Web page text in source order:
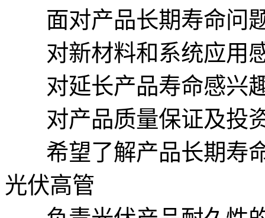
面对产品长期寿命问
对新材料和系统应用
对延长产品寿命感兴
对产品质量保证及投
希望了解产品长期寿
光伏高管